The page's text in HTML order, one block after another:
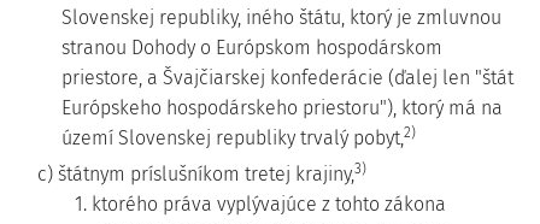
Slovenskej republiky, iného štátu, ktorý je zmluvnou
stranou Dohody o Európskom hospodárskom
priestore, a Švajčiarskej konfederácie (ďalej len "štát
Európskeho hospodárskeho priestoru"), ktorý má na
území Slovenskej republiky trvalý pobyt,2)
c) štátnym príslušníkom tretej krajiny,3)
1. ktorého práva vyplývajúce z tohto zákona